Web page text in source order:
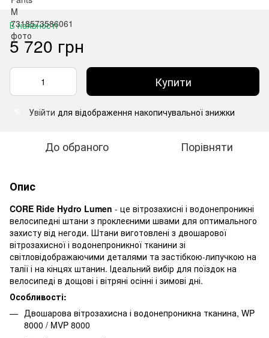
В наявності
5 720 грн
Купити
Увійти для відображення накопичувальної знижки
До обраного Порівняти
Опис
CORE Ride Hydro Lumen - це вітрозахисні і водонепроникні
велосипедні штани з проклеєними швами для оптимального
захисту від негоди. Штани виготовлені з двошарової
вітрозахисної і водонепроникної тканини зі
світловідображаючими деталями та застібкою-липучкою на
талії і на кінцях штанин. Ідеальний вибір для поїздок на
велосипеді в дощові і вітряні осінні і зимові дні.
Особливості:
Двошарова вітрозахисна і водонепроникна тканина, WP
8000 / MVP 8000